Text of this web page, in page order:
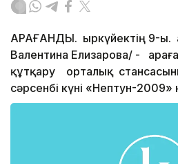
ҚАРАҒАНДЫ. Қыркүйектің 9-ы.
Валентина Елизарова/ -
құтқару орталық
сәрсенбі күні «Нептун-